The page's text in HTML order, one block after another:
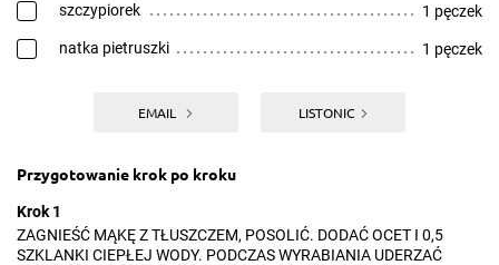
szczypiorek 1 pęczek
natka pietruszki 1 pęczek
EMAIL LISTONIC
Przygotowanie krok po kroku
Krok 1
ZAGNIEŚĆ MĄKĘ Z TŁUSZCZEM, POSOLIĆ. DODAĆ OCET I 0,5
SZKLANKI CIEPŁEJ WODY. PODCZAS WYRABIANIA UDERZAĆ